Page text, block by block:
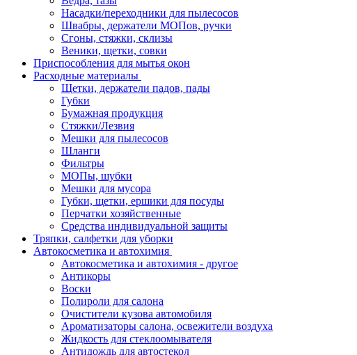
Насадки/переходники для пылесосов
Швабры, держатели МОПов, ручки
Сгоны, стяжки, склизы
Веники, щетки, совки
Приспособления для мытья окон
Расходные материалы
Щетки, держатели падов, пады
Губки
Бумажная продукция
Стяжки/Лезвия
Мешки для пылесосов
Шланги
Фильтры
МОПы, шубки
Мешки для мусора
Губки, щетки, ершики для посуды
Перчатки хозяйственные
Средства индивидуальной защиты
Тряпки, салфетки для уборки
Автокосметика и автохимия
Автокосметика и автохимия - другое
Антикоры
Воски
Полироли для салона
Очистители кузова автомобиля
Ароматизаторы салона, освежители воздуха
Жидкость для стеклоомывателя
Антидождь для автостекол